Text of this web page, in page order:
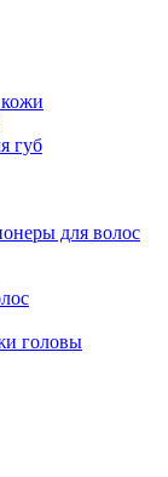
губ
для волос
головы